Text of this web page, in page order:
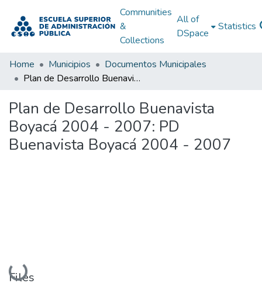
Communities
&
Collections
All of
DSpace
Statistics
Home Municipios
Documentos Municipales
Plan de Desarrollo Buenavista Boyacá 2004 - 2007: PD Buenavista Boyacá 2004 - 2007
Plan de Desarrollo Buenavista
Boyacá 2004 - 2007: PD
Buenavista Boyacá 2004 - 2007
Loading...
Files